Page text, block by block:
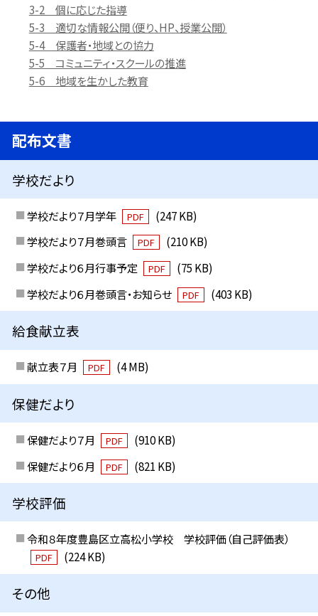
3-2 個に応じた指導
5-3 適切な情報公開（便り、HP、授業公開）
5-4 保護者・地域との協力
5-5 コミュニティ・スクールの推進
5-6 地域を生かした教育
配布文書
学校だより
学校だより７月学年 PDF
(247 KB)
学校だより７月巻頭言
PDF
(210 KB)
学校だより６月行事予定
PDF
(75 KB)
学校だより６月巻頭言・お知らせ
PDF (403 KB)
給食献立表
献立表７月 PDF (4 MB)
保健だより
保健だより７月 PDF
(910 KB)
保健だより６月
PDF (821 KB)
学校評価
令和８年度豊島区立高松小学校 学校評価（自己評価表）
PDF (224 KB)
その他